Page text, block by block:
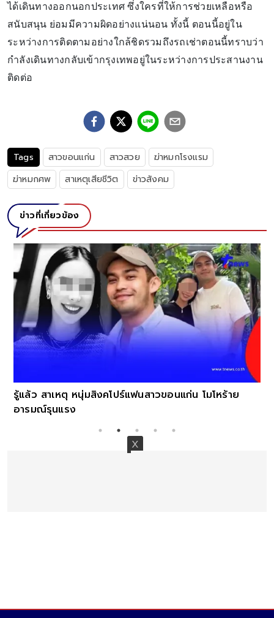
ได้เดินทางออกนอกประเทศ ซึ่งใครที่ให้การช่วยเหลือหรือ
สนับสนุน ย่อมมีความผิดอย่างแน่นอน ทั้งนี้ ตอนนี้อยู่ใน
ระหว่างการติดตามอย่างใกล้ชิดรวมถึงรถเช่าตอนนี้ทราบว่า
กำลังเดินทางกลับเข้ากรุงเทพอยู่ในระหว่างการประสานงาน
ติดต่อ
Tags สาวขอนแก่น สาวสวย
ฆ่าหมกโรงแรม
ฆ่าหมกศพ
สาเหตุเสียชีวิต ข่าวสังคม
ข่าวที่เกี่ยวข้อง
รู้แล้ว สาเหตุ หนุ่มสิงคโปร์แฟนสาวขอนแก่น โมโหร้าย
อารมณ์รุนแรง